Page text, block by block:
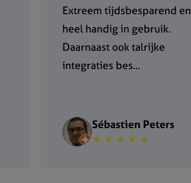
Extreem tijdsbesparend en
heel handig in gebruik.
Daarnaast ook talrijke
integraties bes...
Sébastien Peters
★ ★ ★ ★ ★